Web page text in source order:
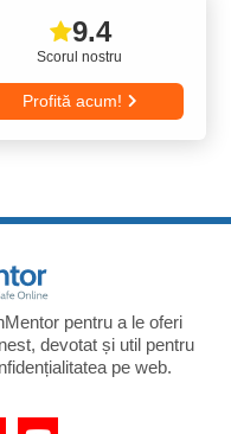
Scorul nostru
9.4
Profită acum!
pentru a le oferi
devotat și util pentru
pe web.